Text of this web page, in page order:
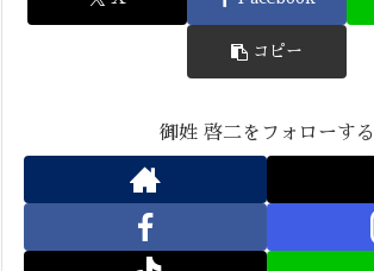
コピー
御姓 啓二をフォローする